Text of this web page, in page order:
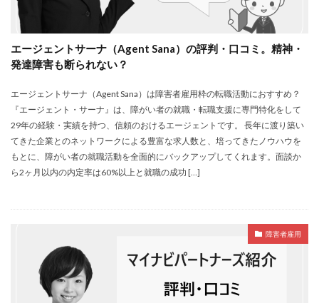
エージェントサーナ（Agent Sana）の評判・口コミ。精神・
発達障害も断られない？
エージェントサーナ（Agent Sana）は障害者雇用枠の転職活動におすすめ？
『エージェント・サーナ』は、障がい者の就職・転職支援に専門特化をして
29年の経験・実績を持つ、信頼のおけるエージェントです。 長年に渡り築い
てきた企業とのネットワークによる豊富な求人数と、培ってきたノウハウを
もとに、障がい者の就職活動を全面的にバックアップしてくれます。面談か
ら2ヶ月以内の内定率は60%以上と就職の成功 […]
障害者雇用